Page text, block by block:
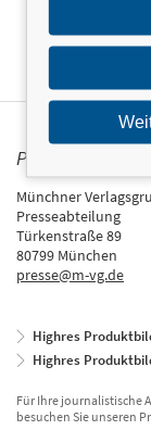
PRESSEKONTAKT
Münchner
Presseabteilung
Türkenstraße 89
80799 München
presse@m-vg.de
Highres
Highres
Für Ihre journalistische
besuchen Sie unseren